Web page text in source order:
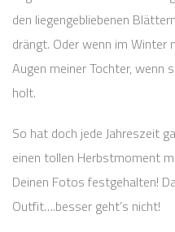
den liegengebliebenen
drängt. Oder wenn im Winter
Augen meiner Tochter, wenn
holt.
So hat doch jede Jahreszeit
einen tollen Herbstmoment
Deinen Fotos festgehalten!
Outfit….besser geht’s nicht!